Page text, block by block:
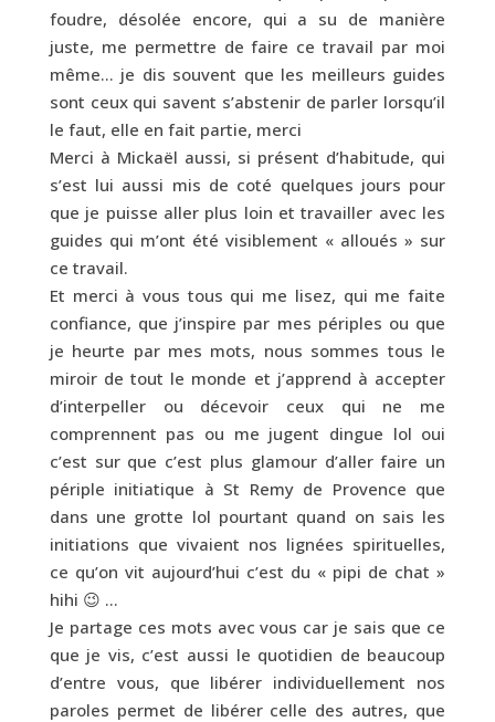
foudre, désolée encore, qui a su de manière
juste, me permettre de faire ce travail par moi
même… je dis souvent que les meilleurs guides
sont ceux qui savent s’abstenir de parler lorsqu’il
le faut, elle en fait partie, merci
Merci à Mickaël aussi, si présent d’habitude, qui
s’est lui aussi mis de coté quelques jours pour
que je puisse aller plus loin et travailler avec les
guides qui m’ont été visiblement « alloués » sur
ce travail.
Et merci à vous tous qui me lisez, qui me faite
confiance, que j’inspire par mes périples ou que
je heurte par mes mots, nous sommes tous le
miroir de tout le monde et j’apprend à accepter
d’interpeller ou décevoir ceux qui ne me
comprennent pas ou me jugent dingue lol oui
c’est sur que c’est plus glamour d’aller faire un
périple initiatique à St Remy de Provence que
dans une grotte lol pourtant quand on sais les
initiations que vivaient nos lignées spirituelles,
ce qu’on vit aujourd’hui c’est du « pipi de chat »
hihi 😉 …
Je partage ces mots avec vous car je sais que ce
que je vis, c’est aussi le quotidien de beaucoup
d’entre vous, que libérer individuellement nos
paroles permet de libérer celle des autres, que